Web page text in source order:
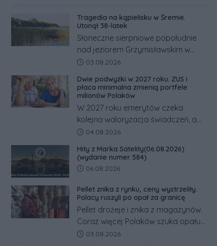
Tragedia na kąpielisku w Śremie.
Utonął 38-latek
Słoneczne sierpniowe popołudnie
nad jeziorem Grzymisławskim w
powiecie śremskim zakończyło się
odwrócić nawet natychmiastowe
działania służb ratunkowych.
Data dodania artykułu:
03.08.2026
Dwie podwyżki w 2027 roku. ZUS i
płaca minimalna zmienią portfele
milionów Polaków
W 2027 roku emerytów czeka
kolejna waloryzacja świadczeń, a
pracowników podwyżka płacy
tym zmianom zyskają.
Data dodania artykułu:
04.08.2026
Hity z Marka Satelity(06.08.2026)
(wydanie numer 584)
Data dodania artykułu:
06.08.2026
Pellet znika z rynku, ceny wystrzeliły.
Polacy ruszyli po opał za granicę
Pellet drożeje i znika z magazynów.
Coraz więcej Polaków szuka opału
za granicą, gdzie bywa nawet
Data dodania artykułu:
03.08.2026